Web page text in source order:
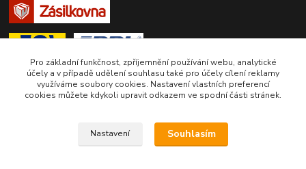
Pro základní funkčnost, zpříjemnění používání webu, analytické
účely a v případě udělení souhlasu také pro účely cílení reklamy
využíváme soubory cookies. Nastavení vlastních preferencí
cookies můžete kdykoli upravit odkazem ve spodní části stránek.
Nastavení Souhlasím